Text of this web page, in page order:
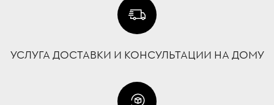
УСЛУГА ДОСТАВКИ И КОНСУЛЬТАЦИИ НА ДОМУ